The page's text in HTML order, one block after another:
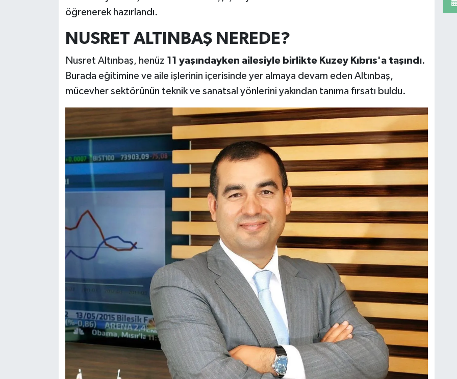
öğrenerek hazırlandı.
NUSRET ALTINBAŞ NEREDE?
Nusret Altınbaş, henüz 11 yaşındayken ailesiyle birlikte Kuzey Kıbrıs'a taşındı.
Burada eğitimine ve aile işlerinin içerisinde yer almaya devam eden Altınbaş,
mücevher sektörünün teknik ve sanatsal yönlerini yakından tanıma fırsatı buldu.